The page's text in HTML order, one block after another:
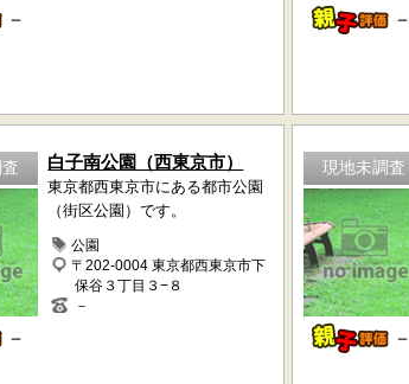
－ －
－
白子南公園（西東京市）
東京都西東京市にある都市公園
（街区公園）です。
公園
〒202-0004 東京都西東京市下
保谷３丁目３−８
－
現地未調査
－